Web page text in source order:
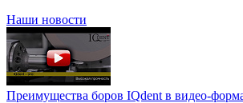
Наши новости
Преимущества боров IQdent в видео-